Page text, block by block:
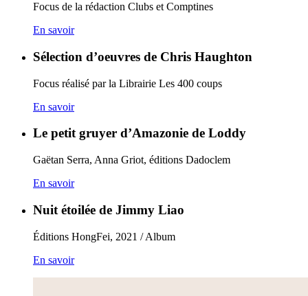
Focus de la rédaction Clubs et Comptines
En savoir
Sélection d’oeuvres de Chris Haughton
Focus réalisé par la Librairie Les 400 coups
En savoir
Le petit gruyer d’Amazonie de Loddy
Gaëtan Serra, Anna Griot, éditions Dadoclem
En savoir
Nuit étoilée de Jimmy Liao
Éditions HongFei, 2021 / Album
En savoir